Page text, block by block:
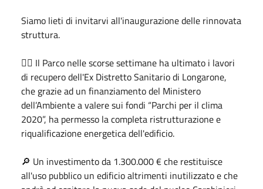
Siamo lieti di invitarvi all'inaugurazione delle rinnovata
struttura.
👉🏻 Il Parco nelle scorse settimane ha ultimato i lavori
di recupero dell'Ex Distretto Sanitario di Longarone,
che grazie ad un finanziamento del Ministero
dell’Ambiente a valere sui fondi “Parchi per il clima
2020”, ha permesso la completa ristrutturazione e
riqualificazione energetica dell'edificio.
🔎 Un investimento da 1.300.000 € che restituisce
all'uso pubblico un edificio altrimenti inutilizzato e che